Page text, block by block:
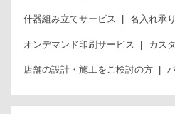
什器組み立てサービス 名入れ承
オンデマンド印刷サービス カス
店舗の設計・施工をご検討の方